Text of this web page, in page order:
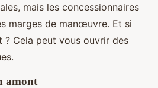
mais les concessionnaires
marges de manœuvre. Et si
Cela peut vous ouvrir des
amont